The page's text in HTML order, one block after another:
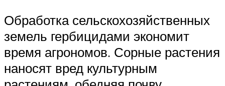
Обработка сельскохозяйственных
земель гербицидами экономит
время агрономов. Сорные растения
наносят вред культурным